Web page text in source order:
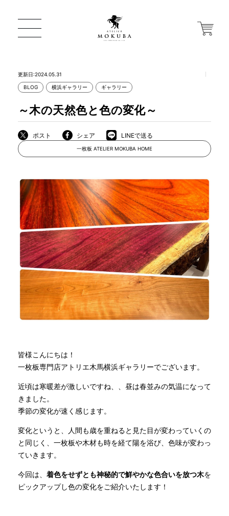
店舗から探す
MOKUBA について
商品情報
直営店
イベント
全商品一覧
新入荷情報
納品事例
INFORMATION
更新日:2024.05.31
BLOG 横浜ギャラリー ギャラリー
～木の天然色と色の変化～
ポスト シェア LINEで送る
一枚板 ATELIER MOKUBA HOME
皆様こんにちは！
一枚板専門店アトリエ木馬横浜ギャラリーでございます。
近頃は寒暖差が激しいですね、、昼は春並みの気温になって
きました。
季節の変化が速く感じます。
変化というと、人間も歳を重ねると見た目が変わっていくの
と同じく、一枚板や木材も時を経て陽を浴び、色味が変わっ
ていきます。
今回は、 着色をせずとも神秘的で鮮やかな色合いを放つ木を
ピックアップし色の変化をご紹介いたします！